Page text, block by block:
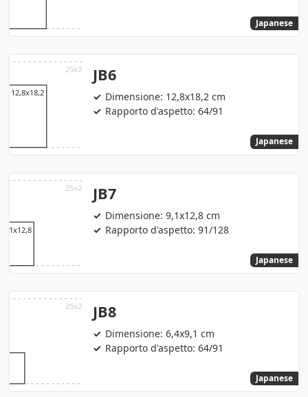
Japanese
JB6
Dimensione: 12,8x18,2 cm
Rapporto d'aspetto: 64/91
Japanese
JB7
Dimensione: 9,1x12,8 cm
Rapporto d'aspetto: 91/128
Japanese
JB8
Dimensione: 6,4x9,1 cm
Rapporto d'aspetto: 64/91
Japanese